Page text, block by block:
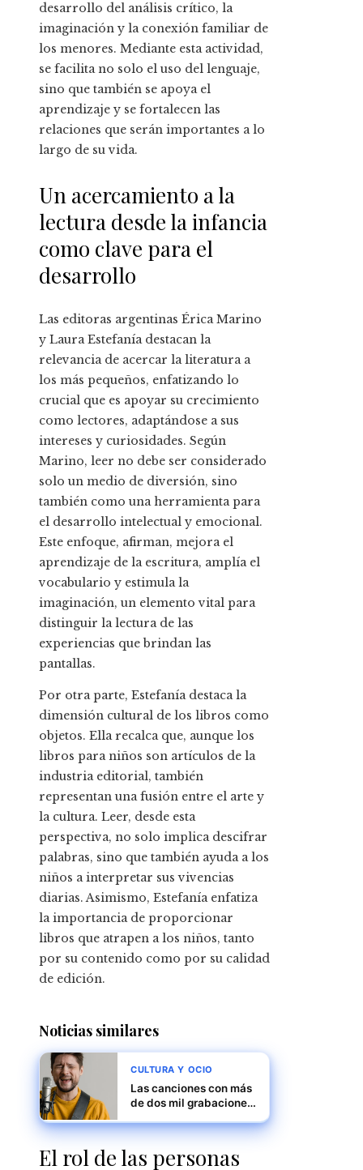
desarrollo del análisis crítico, la
imaginación y la conexión familiar de
los menores. Mediante esta actividad,
se facilita no solo el uso del lenguaje,
sino que también se apoya el
aprendizaje y se fortalecen las
relaciones que serán importantes a lo
largo de su vida.
Un acercamiento a la
lectura desde la infancia
como clave para el
desarrollo
Las editoras argentinas Érica Marino
y Laura Estefanía destacan la
relevancia de acercar la literatura a
los más pequeños, enfatizando lo
crucial que es apoyar su crecimiento
como lectores, adaptándose a sus
intereses y curiosidades. Según
Marino, leer no debe ser considerado
solo un medio de diversión, sino
también como una herramienta para
el desarrollo intelectual y emocional.
Este enfoque, afirman, mejora el
aprendizaje de la escritura, amplía el
vocabulario y estimula la
imaginación, un elemento vital para
distinguir la lectura de las
experiencias que brindan las
pantallas.
Por otra parte, Estefanía destaca la
dimensión cultural de los libros como
objetos. Ella recalca que, aunque los
libros para niños son artículos de la
industria editorial, también
representan una fusión entre el arte y
la cultura. Leer, desde esta
perspectiva, no solo implica descifrar
palabras, sino que también ayuda a los
niños a interpretar sus vivencias
diarias. Asimismo, Estefanía enfatiza
la importancia de proporcionar
libros que atrapen a los niños, tanto
por su contenido como por su calidad
de edición.
Noticias similares
CULTURA Y OCIO
Las canciones con más
de dos mil grabaciones
El rol de las personas